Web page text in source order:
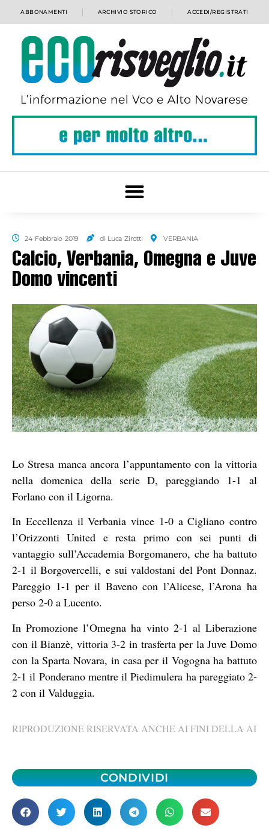
ABBONAMENTI ARCHIVIO STORICO ACCEDI/REGISTRATI
24 Febbraio 2019 di Luca Zirotti VERBANIA
Calcio, Verbania, Omegna e Juve
Domo vincenti
Lo Stresa manca ancora l’appuntamento con la vittoria
nella domenica della serie D, pareggiando 1-1 al
Forlano con il Ligorna.
In Eccellenza il Verbania vince 1-0 a Cigliano contro
l’Orizzonti United e resta primo con sei punti di
vantaggio sull’Accademia Borgomanero, che ha battuto
2-1 il Borgovercelli, e sui valdostani del Pont Donnaz.
Pareggio 1-1 per il Baveno con l’Alicese, l’Arona ha
perso 2-0 a Lucento.
In Promozione l’Omegna ha vinto 2-1 al Liberazione
con il Bianzè, vittoria 3-2 in trasferta per la Juve Domo
con la Sparta Novara, in casa per il Vogogna ha battuto
2-1 il Ponderano mentre il Piedimulera ha pareggiato 2-
2 con il Valduggia.
RIPRODUZIONE RISERVATA ANCHE AI FINI DELLA AI
CONDIVIDI